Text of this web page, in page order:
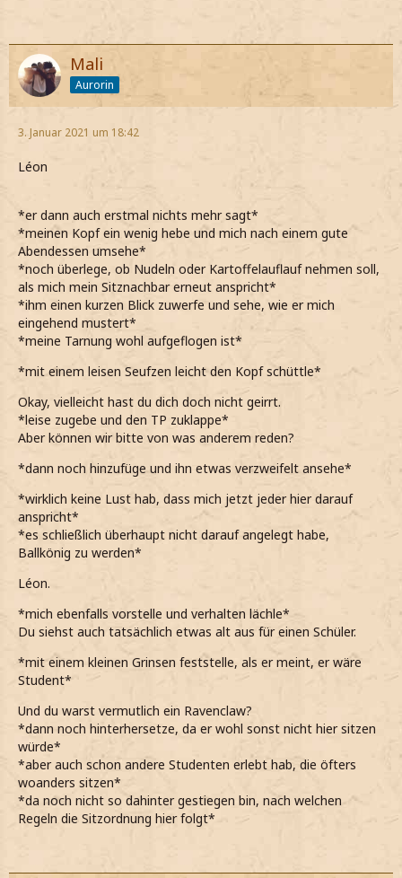
Mali
Aurorin
3. Januar 2021 um 18:42
Léon
*er dann auch erstmal nichts mehr sagt*
*meinen Kopf ein wenig hebe und mich nach einem gute
Abendessen umsehe*
*noch überlege, ob Nudeln oder Kartoffelauflauf nehmen soll,
als mich mein Sitznachbar erneut anspricht*
*ihm einen kurzen Blick zuwerfe und sehe, wie er mich
eingehend mustert*
*meine Tarnung wohl aufgeflogen ist*
*mit einem leisen Seufzen leicht den Kopf schüttle*
Okay, vielleicht hast du dich doch nicht geirrt.
*leise zugebe und den TP zuklappe*
Aber können wir bitte von was anderem reden?
*dann noch hinzufüge und ihn etwas verzweifelt ansehe*
*wirklich keine Lust hab, dass mich jetzt jeder hier darauf
anspricht*
*es schließlich überhaupt nicht darauf angelegt habe,
Ballkönig zu werden*
Léon.
*mich ebenfalls vorstelle und verhalten lächle*
Du siehst auch tatsächlich etwas alt aus für einen Schüler.
*mit einem kleinen Grinsen feststelle, als er meint, er wäre
Student*
Und du warst vermutlich ein Ravenclaw?
*dann noch hinterhersetze, da er wohl sonst nicht hier sitzen
würde*
*aber auch schon andere Studenten erlebt hab, die öfters
woanders sitzen*
*da noch nicht so dahinter gestiegen bin, nach welchen
Regeln die Sitzordnung hier folgt*